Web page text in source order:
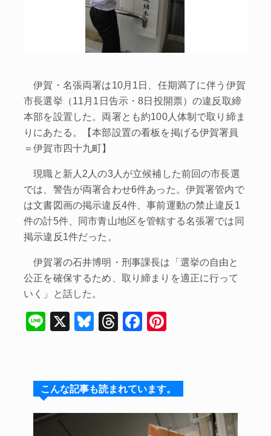
伊賀・名張両署は10月1日、任期満了に伴う伊賀
市長選挙（11月1日告示・8日投開票）の違反取締
本部を設置した。両署とも約100人体制で取り締ま
りにあたる。【本部設置の看板を掲げる伊賀署員
＝伊賀市四十九町】
現職と新人2人の3人が立候補した前回の市長選
では、警告が両署合わせ6件あった。伊賀署管内で
は文書図画の掲示違反4件、事前運動の禁止違反1
件の計5件、同市青山地区を管轄する名張署では同
掲示違反1件だった。
伊賀署の石井博明・刑事課長は「選挙の自由と
公正を確保するため、取り締まりを適正に行って
いく」と話した。
Li
X
Bl
s
k
y
T
a
d
s
F
e
b
o
e
st
こんな記事も読まれています。